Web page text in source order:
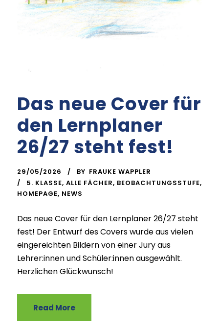
Das neue Cover für
den Lernplaner
26/27 steht fest!
29/05/2026 BY FRAUKE WAPPLER
5. KLASSE, ALLE FÄCHER, BEOBACHTUNGSSTUFE,
HOMEPAGE, NEWS
Das neue Cover für den Lernplaner 26/27 steht
fest! Der Entwurf des Covers wurde aus vielen
eingereichten Bildern von einer Jury aus
Lehrer:innen und Schüler:innen ausgewählt.
Herzlichen Glückwunsch!
Read More